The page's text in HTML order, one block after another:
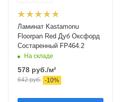
Ламинат Kastamonu
Floorpan Red Дуб Оксфорд
Состаренный FP464.2
На складе
578 руб./м²
642руб. -10%